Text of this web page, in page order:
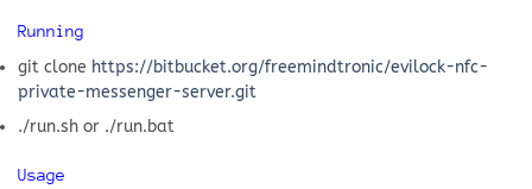
Running
git clone https://bitbucket.org/freemindtronic/evilock-nfc-
private-messenger-server.git
./run.sh or ./run.bat
Usage